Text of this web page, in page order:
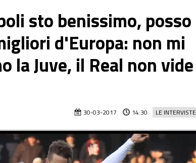
sto benissimo, posso
d'Europa: non mi
la Juve, il Real non vide
LE INTERVISTE
30-03-2017 14:30